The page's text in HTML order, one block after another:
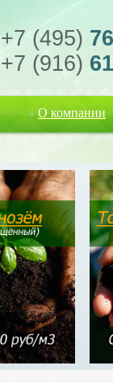
+7 (495)
+7 (916)
О компании